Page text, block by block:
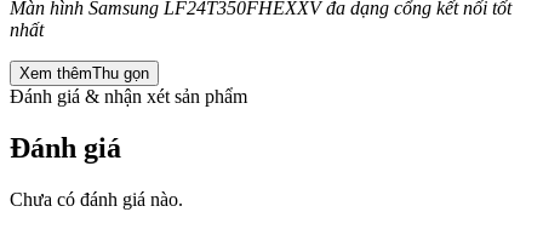
Màn hình Samsung LF24T350FHEXXV đa dạng cổng kết nối tốt
nhất
Xem thêmThu gọn
Đánh giá & nhận xét sản phẩm
Đánh giá
Chưa có đánh giá nào.